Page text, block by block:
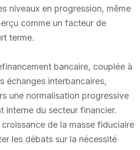
niveaux en progression, même
comme un facteur de
terme.
bancaire, couplée à
échanges interbancaires,
une normalisation progressive
interne du secteur financier.
de la masse fiduciaire
les débats sur la nécessité